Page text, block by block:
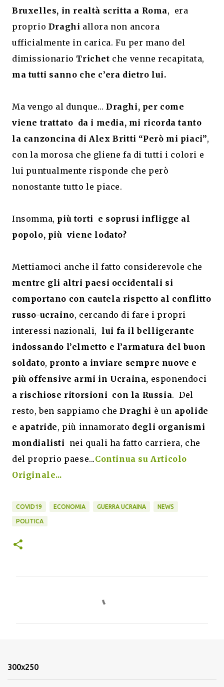
Bruxelles, in realtà scritta a Roma, era
proprio Draghi allora non ancora
ufficialmente in carica. Fu per mano del
dimissionario Trichet che venne recapitata,
ma tutti sanno che c’era dietro lui.
Ma vengo al dunque… Draghi, per come
viene trattato da i media, mi ricorda tanto
la canzoncina di Alex Britti “Però mi piaci”,
con la morosa che gliene fa di tutti i colori e
lui puntualmente risponde che però
nonostante tutto le piace.
Insomma, più torti e soprusi infligge al
popolo, più viene lodato?
Mettiamoci anche il fatto considerevole che
mentre gli altri paesi occidentali si
comportano con cautela rispetto al conflitto
russo-ucraino, cercando di fare i propri
interessi nazionali, lui fa il belligerante
indossando l’elmetto e l’armatura del buon
soldato, pronto a inviare sempre nuove e
più offensive armi in Ucraina, esponendoci
a rischiose ritorsioni con la Russia. Del
resto, ben sappiamo cheDraghi è un apolide
e apatride, più innamorato degli organismi
mondialisti nei quali ha fatto carriera, che
del proprio paese...Continua su Articolo
Originale...
COVID19 ECONOMIA GUERRA UCRAINA NEWS
POLITICA
n
300x250